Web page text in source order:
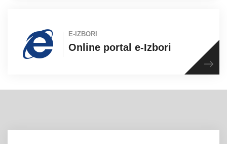
E-IZBORI
Online portal e-Izbori